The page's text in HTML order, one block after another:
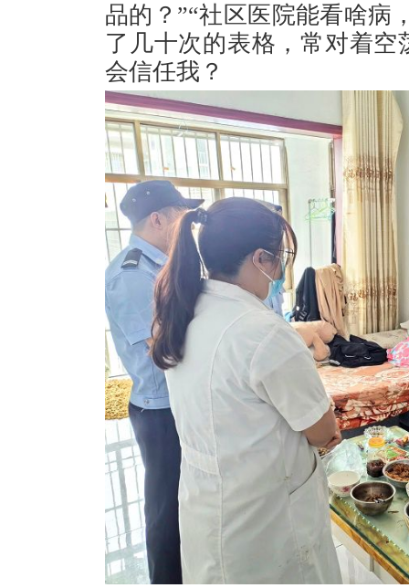
品的？”“社区医院能看啥病
了几十次的表格，常对着
会信任我？